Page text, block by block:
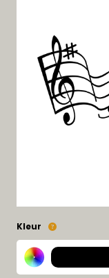
Kleur